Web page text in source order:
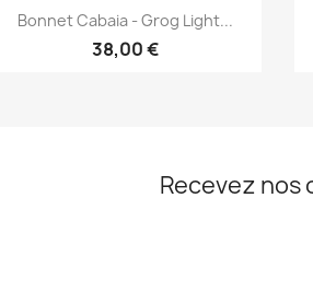
Aperçu rapide
Bonnet Cabaia - Grog Light...
38,00 €
Recevez nos